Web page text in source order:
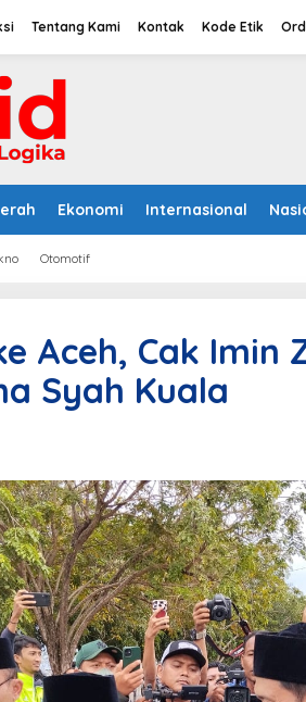
Tentang Kami Kontak Kode Etik
Ekonomi Internasional
Otomotif
Aceh, Cak Imin
Syah Kuala